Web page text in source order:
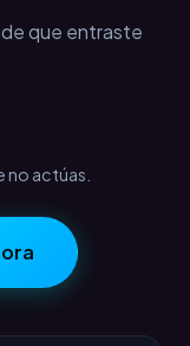
que entraste
actúas.